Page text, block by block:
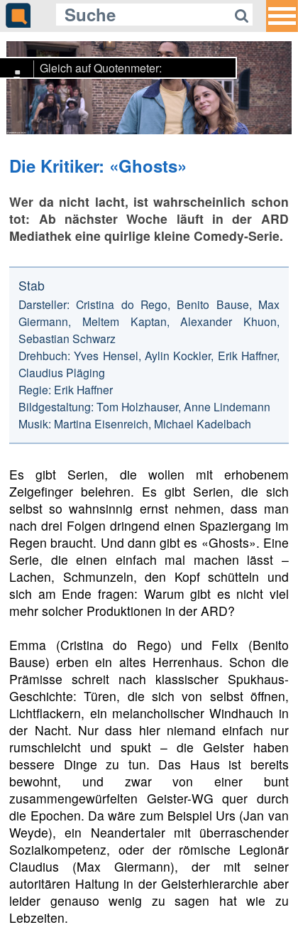
Gleich auf Quotenmeter:
SWR setzt auf Rettungseinsätze
und ein Leben ohne Smartphone
Die Kritiker: «Ghosts»
Wer da nicht lacht, ist wahrscheinlich schon
tot: Ab nächster Woche läuft in der ARD
Mediathek eine quirlige kleine Comedy-Serie.
Stab
Darsteller: Cristina do Rego, Benito Bause, Max
Giermann, Meltem Kaptan, Alexander Khuon,
Sebastian Schwarz
Drehbuch: Yves Hensel, Aylin Kockler, Erik Haffner,
Claudius Pläging
Regie: Erik Haffner
Bildgestaltung: Tom Holzhauser, Anne Lindemann
Musik: Martina Eisenreich, Michael Kadelbach
Es gibt Serien, die wollen mit erhobenem
Zeigefinger belehren. Es gibt Serien, die sich
selbst so wahnsinnig ernst nehmen, dass man
nach drei Folgen dringend einen Spaziergang im
Regen braucht. Und dann gibt es «Ghosts». Eine
Serie, die einen einfach mal machen lässt –
Lachen, Schmunzeln, den Kopf schütteln und
sich am Ende fragen: Warum gibt es nicht viel
mehr solcher Produktionen in der ARD?
Emma (Cristina do Rego) und Felix (Benito
Bause) erben ein altes Herrenhaus. Schon die
Prämisse schreit nach klassischer Spukhaus-
Geschichte: Türen, die sich von selbst öffnen,
Lichtflackern, ein melancholischer Windhauch in
der Nacht. Nur dass hier niemand einfach nur
rumschleicht und spukt – die Geister haben
bessere Dinge zu tun. Das Haus ist bereits
bewohnt, und zwar von einer bunt
zusammengewürfelten Geister-WG quer durch
die Epochen. Da wäre zum Beispiel Urs (Jan van
Weyde), ein Neandertaler mit überraschender
Sozialkompetenz, oder der römische Legionär
Claudius (Max Giermann), der mit seiner
autoritären Haltung in der Geisterhierarchie aber
leider genauso wenig zu sagen hat wie zu
Lebzeiten.